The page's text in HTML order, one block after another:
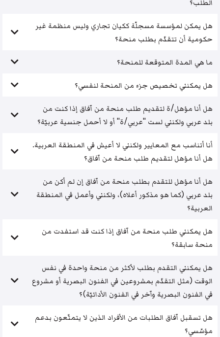
هل يمكن لمؤسسة مسجلّة ككيان تجاري وليس منظمة غير
حكومية أن تتقدّم بطلب منحة؟
ما هي المدة المتوقعة للمنحة؟
هل يمكنني تخصيص جزء من المنحة لنفسي؟
هل أنا مؤهل/ة لتقديم طلب منحة من آفاق إذا كنت من
بلد عربي ولكنني لست "عربي/ة" أو لا أحمل جنسية عربيّة؟
أنا أتناسب مع المعايير ولكنني لا أعيش في المنطقة العربية.
هل أنا مؤهل لتقديم طلب منحة من آفاق؟
هل أنا مؤهل للتقدم بطلب منحة من آفاق إن لم أكن من
بلد عربي (كما هو مذكور أعلاه)، ولكنني وأعمل في المنطقة
العربية؟
هل يمكنني طلب منحة من آفاق إذا كنت قد استفدت من
منحة سابقة؟
هل يمكنني التقدم بطلب لأكثر من منحة واحدة في نفس
الوقت (مثل التقدّم بمشروعين في الفنون البصرية أو مشروع
في الفنون البصرية وآخر في الفنون الأدائيّة)؟
هل تسقبل آفاق الطلبات من الأفراد الذين لا يتمتّعون بدعم
مؤسّسي؟